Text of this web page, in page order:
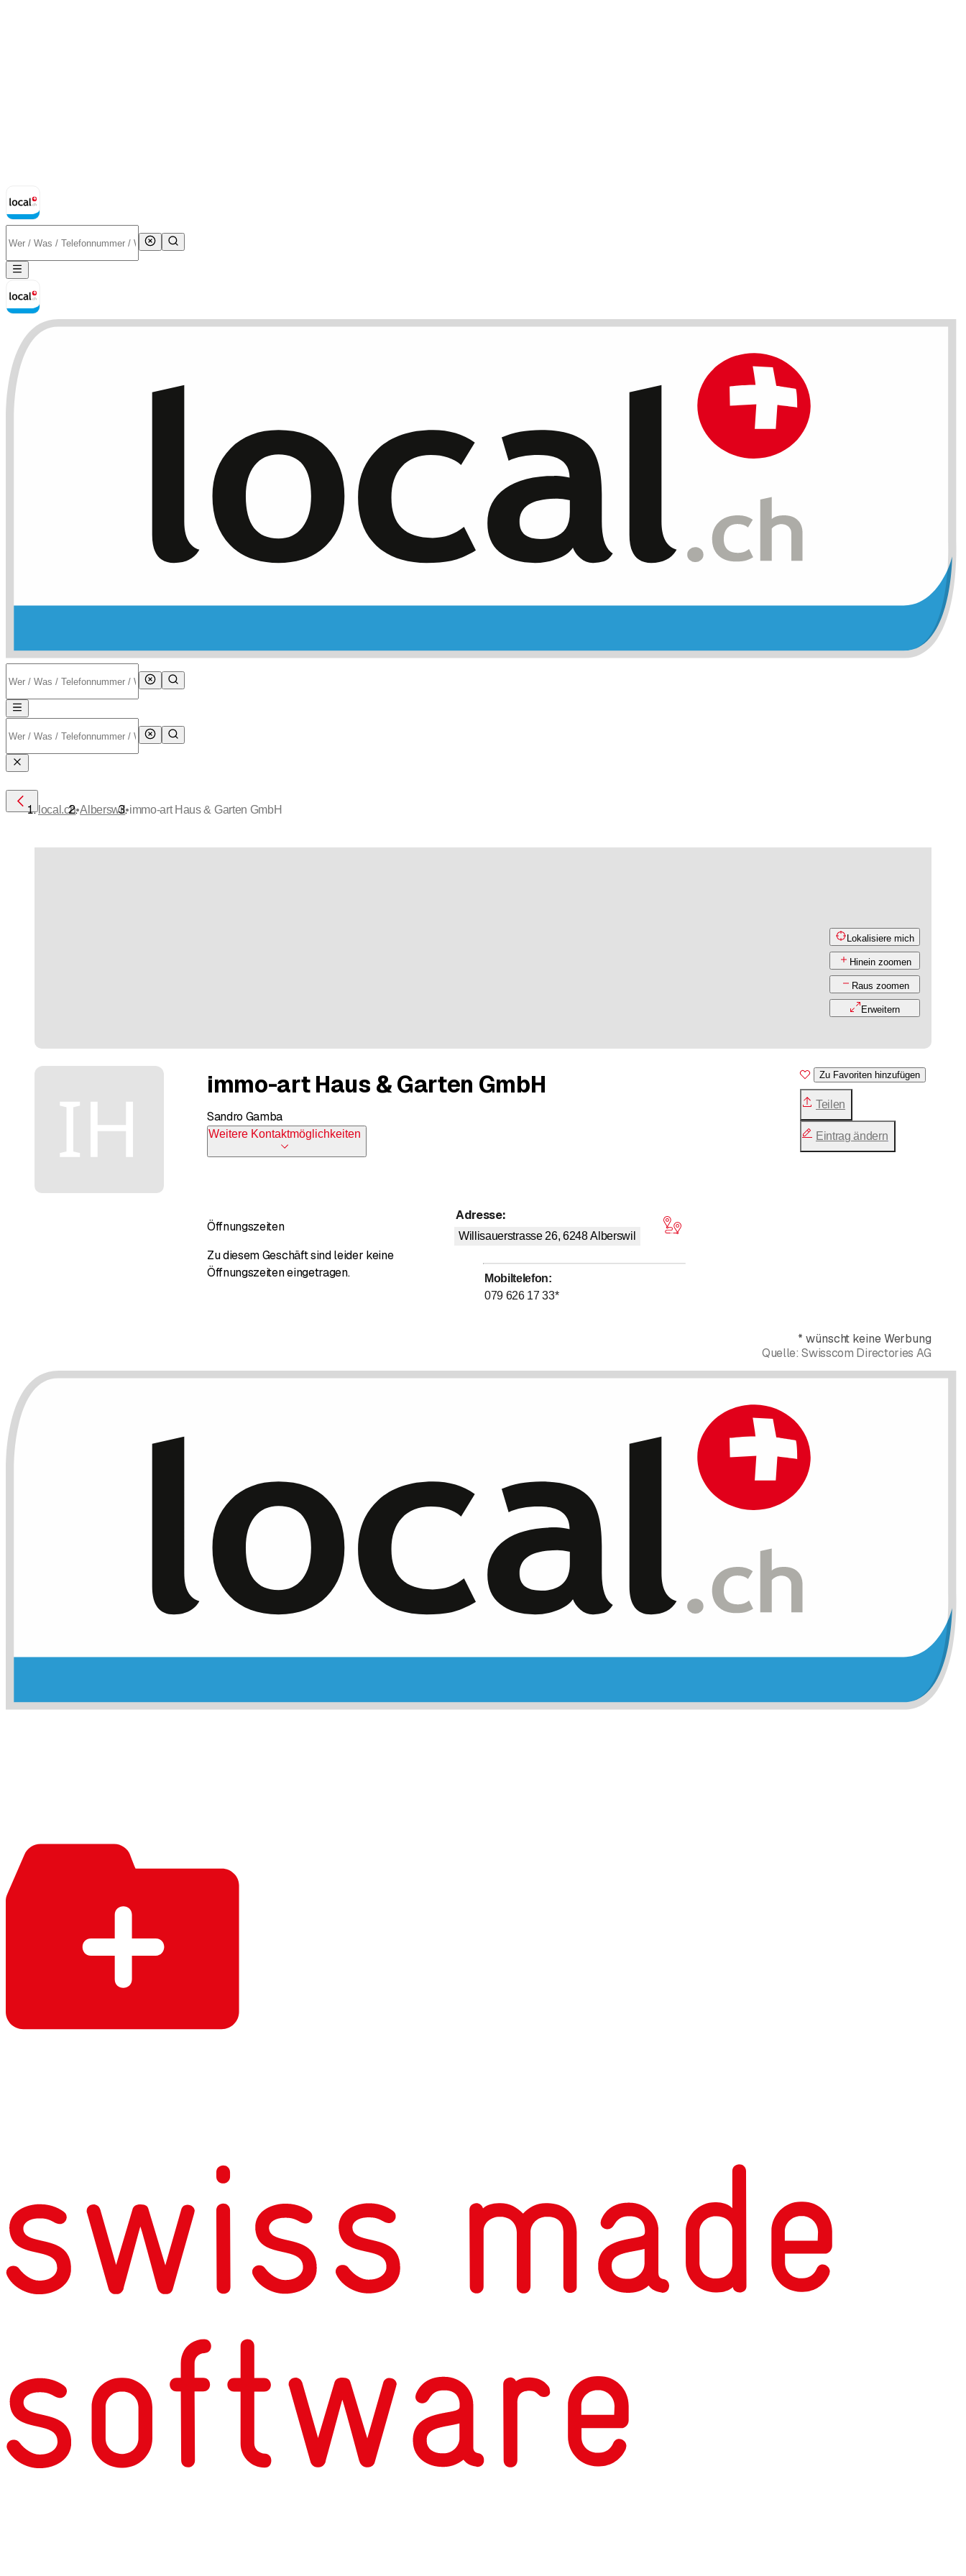
Lokalisiere mich
Hinein zoomen
Raus zoomen
Erweitern
immo-art Haus & Garten GmbH
Sandro Gamba
Weitere Kontaktmöglichkeiten
Zu Favoriten hinzufügen
Teilen
Eintrag ändern
Öffnungszeiten
Zu diesem Geschäft sind leider keine
Öffnungszeiten eingetragen.
Adresse:
Willisauerstrasse 26, 6248 Alberswil
Mobiltelefon:
079 626 17 33*
*wünscht keine Werbung
Quelle: Swisscom Directories AG
local.ch•Alberswil•immo-art Haus & Garten GmbH